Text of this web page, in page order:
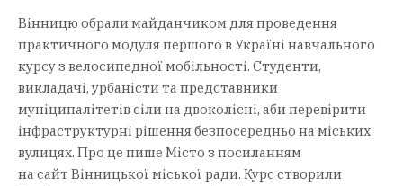
Вінницю обрали майданчиком для проведення
практичного модуля першого в Україні навчального
курсу з велосипедної мобільності. Студенти,
викладачі, урбаністи та представники
муніципалітетів сіли на двоколісні, аби перевірити
інфраструктурні рішення безпосередньо на міських
вулицях. Про це пише Місто з посиланням
на сайт Вінницької міської ради. Курс створили